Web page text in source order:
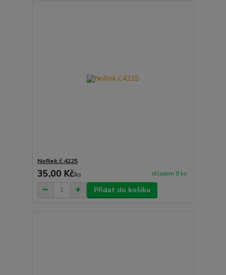
NoRek č.4225
35,00 Kč/ks skladem 9 ks
Přidat do košíku